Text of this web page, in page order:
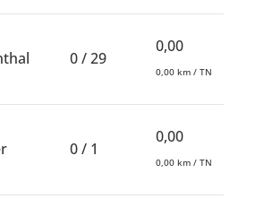
0 / 29
0,00
0,00 km / TN
0 / 1
0,00
0,00 km / TN